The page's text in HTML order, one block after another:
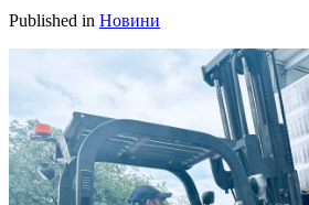
Published in Новини